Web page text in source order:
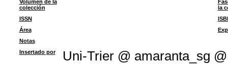
Volumen de la
colección
la
ISSN
Área
Notas
Insertado por
Uni-Trier @ amaranta_sg @